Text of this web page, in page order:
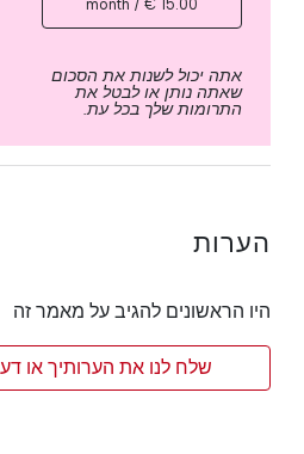
15.00 € / month
אתה יכול לשנות את הסכום
שאתה נותן או לבטל את
התרומות שלך בכל עת.
הערות
היו הראשונים להגיב על מאמר זה
שלח לנו את הערותיך או